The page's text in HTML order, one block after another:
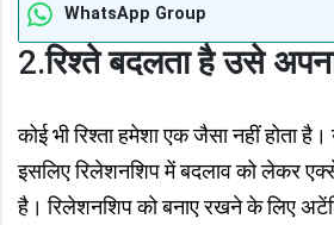
WhatsApp Group
2.रिश्ते बदलता है उसे
कोई भी रिश्ता हमेशा एक जैसा नहीं होता
इसलिए रिलेशनशिप में बदलाव को लेकर
है। रिलेशनशिप को बनाए रखने के लिए